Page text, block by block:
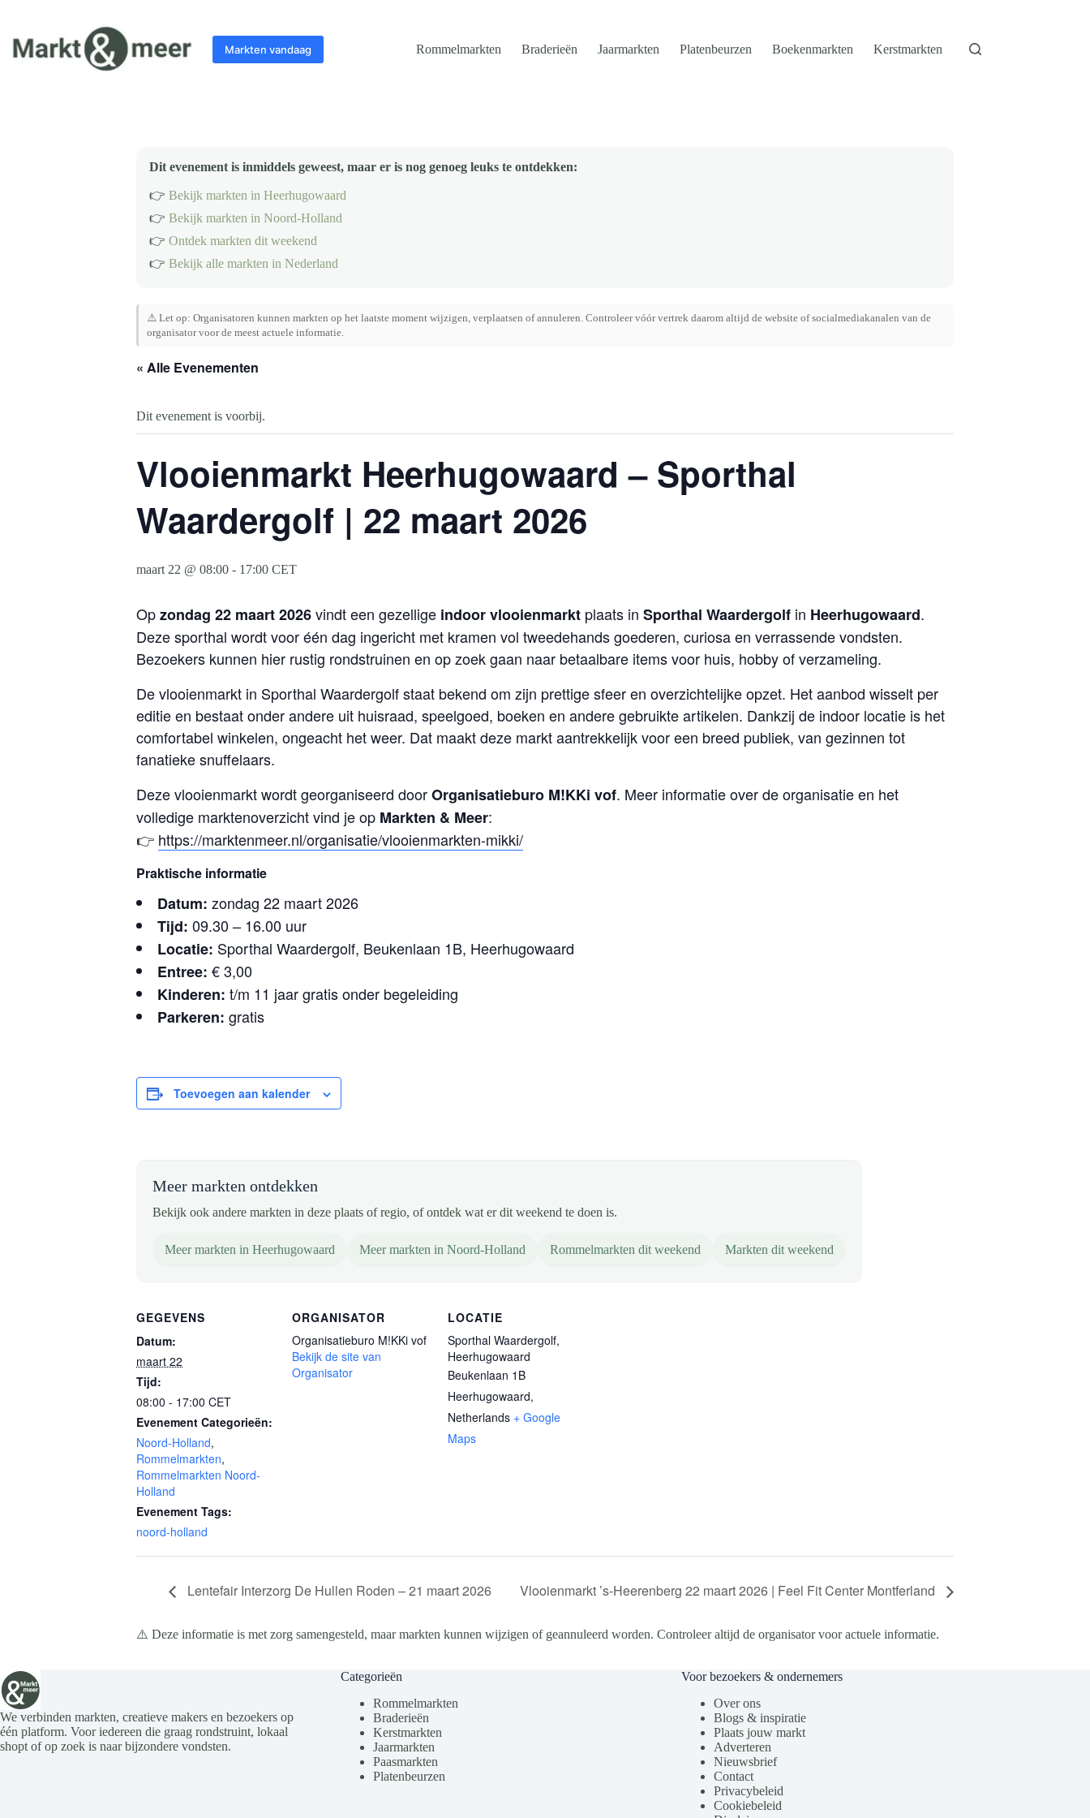
inhoud
Markten vandaag Rommelmarkten Braderieën Jaarmarkten Platenbeurzen Boekenmarkten Kerstmarkten
Dit evenement is inmiddels geweest, maar er is nog genoeg leuks te ontdekken:
👉 Bekijk markten in Heerhugowaard
👉 Bekijk markten in Noord-Holland
👉 Ontdek markten dit weekend
👉 Bekijk alle markten in Nederland
⚠️ Let op: Organisatoren kunnen markten op het laatste moment wijzigen, verplaatsen of annuleren. Controleer vóór vertrek daarom altijd de website of socialmediakanalen van de
organisator voor de meest actuele informatie.
« Alle Evenementen
Dit evenement is voorbij.
Vlooienmarkt Heerhugowaard – Sporthal
Waardergolf | 22 maart 2026
maart 22 @ 08:00 - 17:00 CET
Opzondag 22 maart 2026vindt een gezellige indoor vlooienmarkt plaats in Sporthal Waardergolf in Heerhugowaard.
Deze sporthal wordt voor één dag ingericht met kramen vol tweedehands goederen, curiosa en verrassende vondsten.
Bezoekers kunnen hier rustig rondstruinen en op zoek gaan naar betaalbare items voor huis, hobby of verzameling.
De vlooienmarkt in Sporthal Waardergolf staat bekend om zijn prettige sfeer en overzichtelijke opzet. Het aanbod wisselt per
editie en bestaat onder andere uit huisraad, speelgoed, boeken en andere gebruikte artikelen. Dankzij de indoor locatie is het
comfortabel winkelen, ongeacht het weer. Dat maakt deze markt aantrekkelijk voor een breed publiek, van gezinnen tot
fanatieke snuffelaars.
Deze vlooienmarkt wordt georganiseerd doorOrganisatieburo M!KKi vof. Meer informatie over de organisatie en het
volledige marktenoverzicht vind je op Markten & Meer:
👉 https://marktenmeer.nl/organisatie/vlooienmarkten-mikki/
Praktische informatie
Datum: zondag 22 maart 2026
Tijd: 09.30 – 16.00 uur
Locatie: Sporthal Waardergolf, Beukenlaan 1B, Heerhugowaard
Entree: € 3,00
Kinderen: t/m 11 jaar gratis onder begeleiding
Parkeren: gratis
Toevoegen aan kalender
Meer markten ontdekken
Bekijk ook andere markten in deze plaats of regio, of ontdek wat er dit weekend te doen is.
Meer markten in Heerhugowaard Meer markten in Noord-Holland Rommelmarkten dit weekend Markten dit weekend
GEGEVENS
Datum:
maart 22
Tijd:
08:00 - 17:00 CET
Evenement Categorieën:
Noord-Holland,
Rommelmarkten,
Rommelmarkten Noord-
Holland
Evenement Tags:
noord-holland
ORGANISATOR
Organisatieburo M!KKi vof
Bekijk de site van
Organisator
LOCATIE
Sporthal Waardergolf,
Heerhugowaard
Beukenlaan 1B
Heerhugowaard,
Netherlands + Google
Maps
Lentefair Interzorg De Hullen Roden – 21 maart 2026 Vlooienmarkt ’s-Heerenberg 22 maart 2026 | Feel Fit Center Montferland
⚠️ Deze informatie is met zorg samengesteld, maar markten kunnen wijzigen of geannuleerd worden. Controleer altijd de organisator voor actuele informatie.
We verbinden markten, creatieve makers en bezoekers op
één platform. Voor iedereen die graag rondstruint, lokaal
shopt of op zoek is naar bijzondere vondsten.
Categorieën
Rommelmarkten
Braderieën
Kerstmarkten
Jaarmarkten
Paasmarkten
Platenbeurzen
Voor bezoekers & ondernemers
Over ons
Blogs & inspiratie
Plaats jouw markt
Adverteren
Nieuwsbrief
Contact
Privacybeleid
Cookiebeleid